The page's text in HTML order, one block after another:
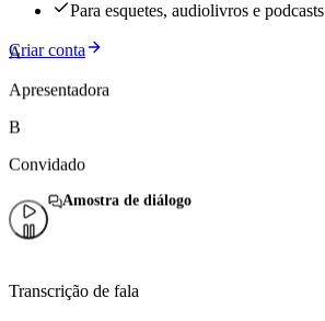
Para esquetes, audiolivros e podcasts
Criar conta
A
Apresentadora
B
Convidado
Amostra de diálogo
Transcrição de fala